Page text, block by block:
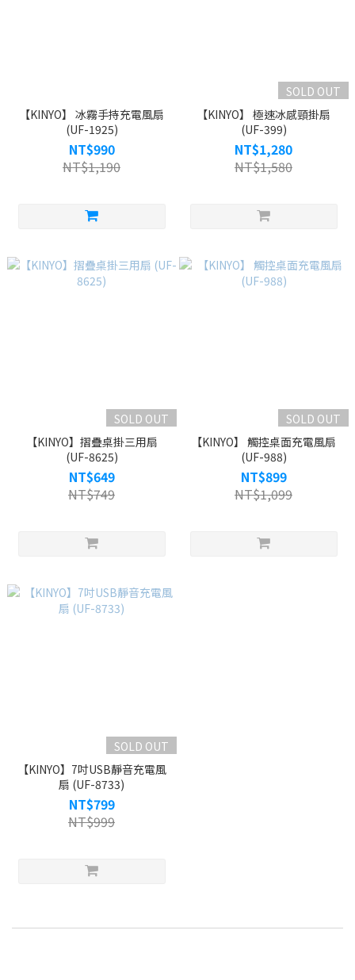
【KINYO】 冰霧手持充電風扇
(UF-1925)
NT$990
NT$1,190
SOLD OUT
【KINYO】 極速冰感頸掛扇
(UF-399)
NT$1,280
NT$1,580
SOLD OUT
【KINYO】摺疊桌掛三用扇
(UF-8625)
NT$649
NT$749
SOLD OUT
【KINYO】 觸控桌面充電風扇
(UF-988)
NT$899
NT$1,099
SOLD OUT
【KINYO】7吋USB靜音充電風
扇 (UF-8733)
NT$799
NT$999